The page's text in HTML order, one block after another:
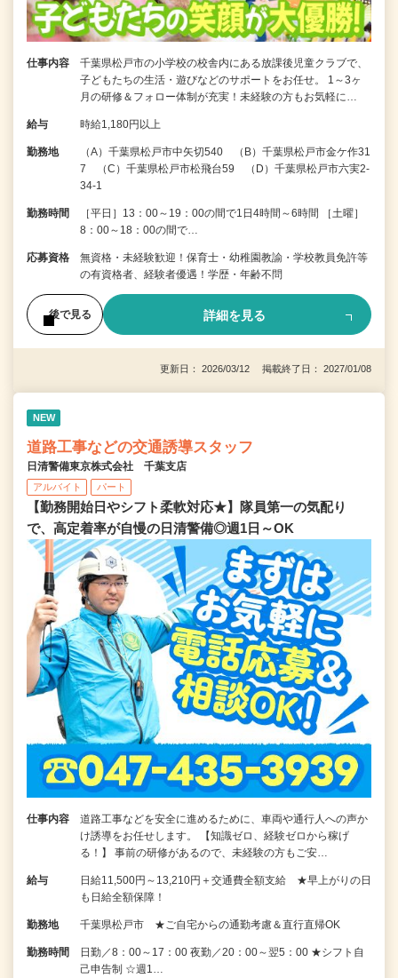
仕事内容
千葉県松戸市の小学校の校舎内にある放課後児童クラブで、
子どもたちの生活・遊びなどのサポートをお任せ。 1～3ヶ
月の研修＆フォロー体制が充実！未経験の方もお気軽に…
給与 時給1,180円以上
勤務地
（A）千葉県松戸市中矢切540 （B）千葉県松戸市金ケ作31
7 （C）千葉県松戸市松飛台59 （D）千葉県松戸市六実2-
34-1
勤務時間
［平日］13：00～19：00の間で1日4時間～6時間 ［土曜］
8：00～18：00の間で…
応募資格
無資格・未経験歓迎！保育士・幼稚園教諭・学校教員免許等
の有資格者、経験者優遇！学歴・年齢不問
後で見る 詳細を見る
更新日： 2026/03/12 掲載終了日： 2027/01/08
NEW
道路工事などの交通誘導スタッフ
日清警備東京株式会社 千葉支店
アルバイト パート
【勤務開始日やシフト柔軟対応★】隊員第一の気配り
で、高定着率が自慢の日清警備◎週1日～OK
仕事内容
道路工事などを安全に進めるために、車両や通行人への声か
け誘導をお任せします。 【知識ゼロ、経験ゼロから稼げ
る！】 事前の研修があるので、未経験の方もご安…
給与
日給11,500円～13,210円＋交通費全額支給 ★早上がりの日
も日給全額保障！
勤務地 千葉県松戸市 ★ご自宅からの通勤考慮＆直行直帰OK
勤務時間
日勤／8：00～17：00 夜勤／20：00～翌5：00 ★シフト自
己申告制 ☆週1…